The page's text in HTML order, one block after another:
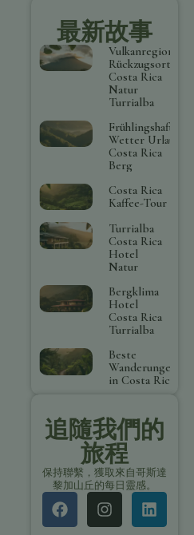
最新故事
Vulkanregion
Rückzugsort
Costa Rica
Natur
Turrialba
Frühlingshaftes
Wetter Urlaub
Costa Rica
Berg
Costa Rica
Kaffee-Tour
Turrialba
Costa Rica
Hotel
Natur
Bergklima
Hotel
Costa Rica
Turrialba
Beste
Wanderungen
in Costa Rica
追隨我們的
旅程
保持聯繫，獲取來自哥斯達
黎加山丘的每日靈感。